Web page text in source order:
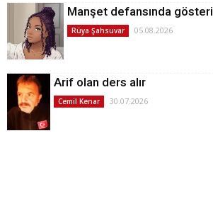
Manşet defansında gösteri
Rüya Şahsuvar 05.08.2026
Arif olan ders alır
Cemil Kenar 30.07.2026